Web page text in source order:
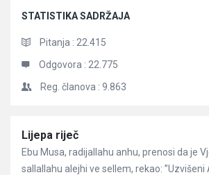
STATISTIKA SADRŽAJA
Pitanja : 22.415
Odgovora : 22.775
Reg. članova : 9.863
Članci
Lijepa riječ
Ebu Musa, radijallahu anhu, prenosi da je
sallallahu alejhi ve sellem, rekao: ”Uzvišeni